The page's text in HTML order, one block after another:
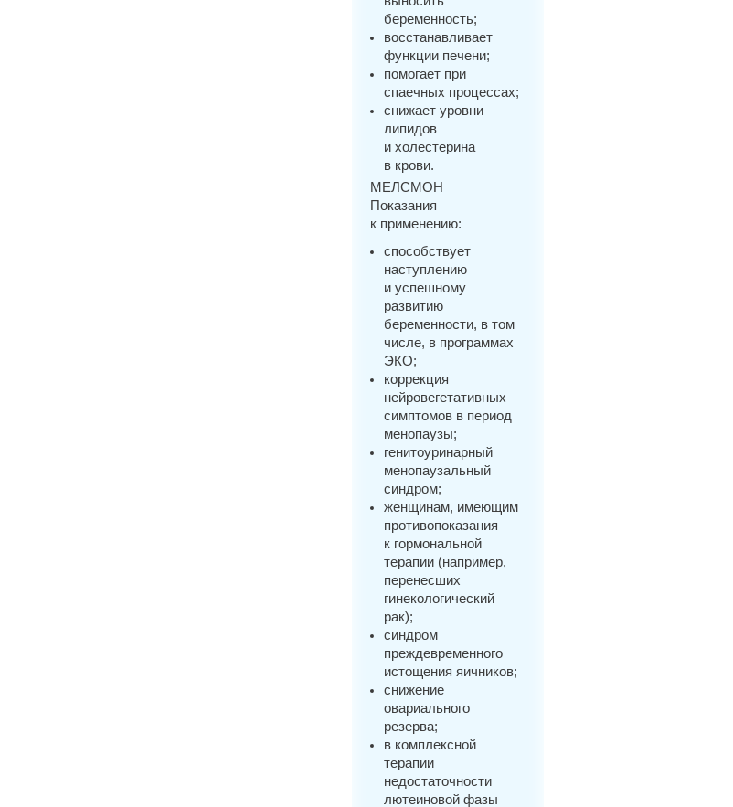
беременность;
восстанавливает
функции печени;
помогает при
спаечных процессах;
снижает уровни
липидов
и холестерина
в крови.
МЕЛСМОН
Показания
к применению:
способствует
наступлению
и успешному
развитию
беременности, в том
числе, в программах
ЭКО;
коррекция
нейровегетативных
симптомов в период
менопаузы;
генитоуринарный
менопаузальный
синдром;
женщинам, имеющим
противопоказания
к гормональной
терапии (например,
перенесших
гинекологический
рак);
синдром
преждевременного
истощения яичников;
снижение
овариального
резерва;
в комплексной
терапии
недостаточности
лютеиновой фазы